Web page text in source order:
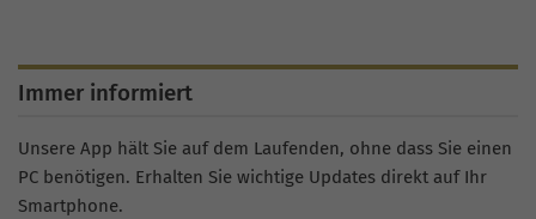
Immer informiert
Unsere App hält Sie auf dem Laufenden, ohne dass Sie einen
PC benötigen. Erhalten Sie wichtige Updates direkt auf Ihr
Smartphone.